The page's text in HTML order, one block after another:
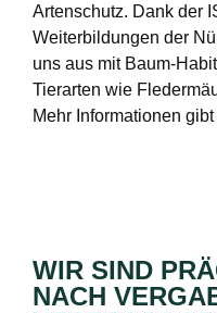
Artenschutz. Dank der
Weiterbildungen der
uns aus mit Baum-
Tierarten wie
Mehr Informationen
WIR SIND
NACH